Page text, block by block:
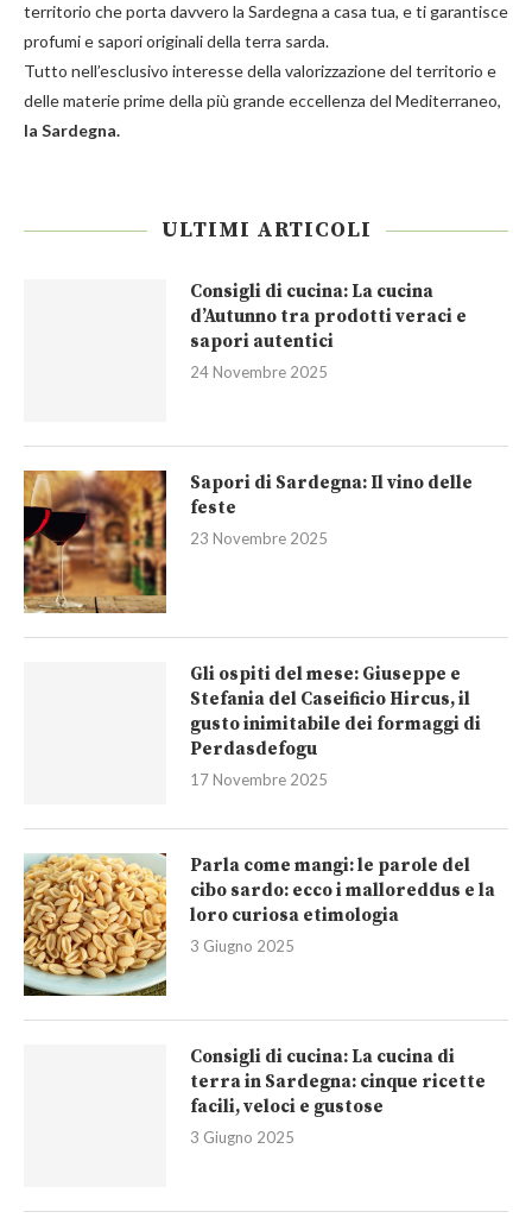
territorio che porta davvero la Sardegna a casa tua, e ti garantisce
profumi e sapori originali della terra sarda.
Tutto nell’esclusivo interesse della valorizzazione del territorio e
delle materie prime della più grande eccellenza del Mediterraneo,
la Sardegna.
ULTIMI ARTICOLI
Consigli di cucina: La cucina
d’Autunno tra prodotti veraci e
sapori autentici
24 Novembre 2025
Sapori di Sardegna: Il vino delle
feste
23 Novembre 2025
Gli ospiti del mese: Giuseppe e
Stefania del Caseificio Hircus, il
gusto inimitabile dei formaggi di
Perdasdefogu
17 Novembre 2025
Parla come mangi: le parole del
cibo sardo: ecco i malloreddus e la
loro curiosa etimologia
3 Giugno 2025
Consigli di cucina: La cucina di
terra in Sardegna: cinque ricette
facili, veloci e gustose
3 Giugno 2025